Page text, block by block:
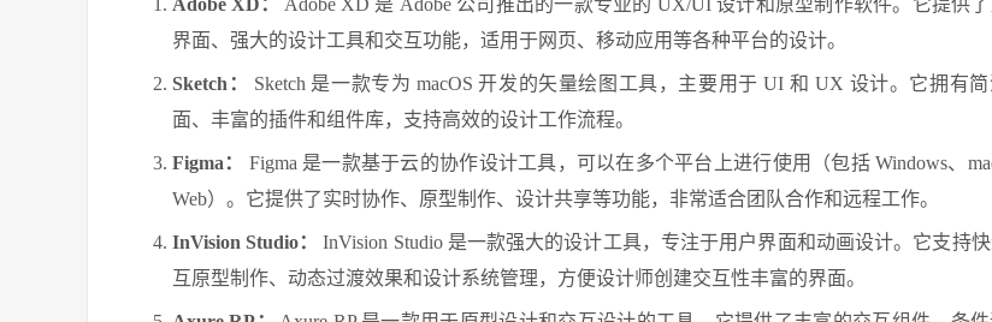
Adobe XD：
Adobe XD 是 Adobe 公司推出的一款专业的 UX/UI 设计和原型制作软件。它提供
界面、强大的设计工具和交互功能，适用于网页、移动应用等各种平台的设计。
Sketch：
Sketch 是一款专为 macOS 开发的矢量绘图工具，主要用于 UI 和 UX 设计。它拥有
面、丰富的插件和组件库，支持高效的设计工作流程。
Figma：
Figma 是一款基于云的协作设计工具，可以在多个平台上进行使用（包括 Windows、
Web）。它提供了实时协作、原型制作、设计共享等功能，非常适合团队合作和远程工作。
InVision Studio：
InVision Studio 是一款强大的设计工具，专注于用户界面和动画设计。它支持
互原型制作、动态过渡效果和设计系统管理，方便设计师创建交互性丰富的界面。